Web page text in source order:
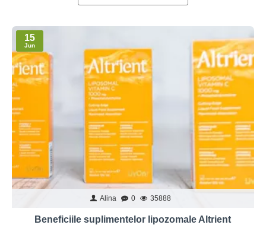
15
Jun
Alina 0 35888
Beneficiile suplimentelor lipozomale Altrient